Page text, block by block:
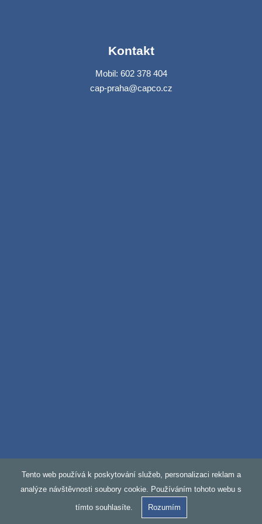
Kontakt
Mobil: 602 378 404
cap-praha@capco.cz
Tento web používá k poskytování služeb, personalizaci reklam a
analýze návštěvnosti soubory cookie. Používáním tohoto webu s
tímto souhlasíte.